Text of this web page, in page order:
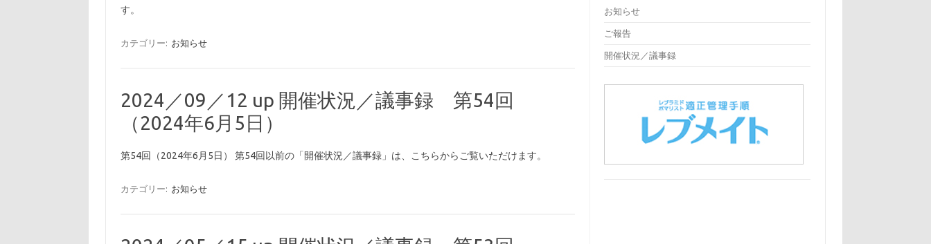
す。
カテゴリー: お知らせ
2024／09／12 up 開催状況／議事録 第54回
（2024年6月5日）
第54回（2024年6月5日） 第54回以前の「開催状況／議事録」は、こちらからご覧いただけます。
カテゴリー: お知らせ
お知らせ
ご報告
開催状況／議事録